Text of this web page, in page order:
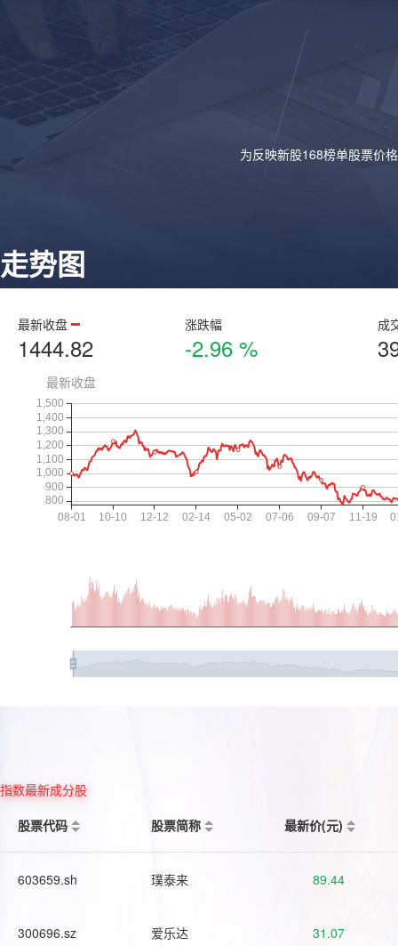
为反映新股168榜单股票价
走势图
最新收盘
1444.82
涨跌幅
-2.96 %
成
指数最新成分股
股票代码
股票简称 最新价(元)
603659.sh 璞泰来 89.44
300696.sz 爱乐达 31.07